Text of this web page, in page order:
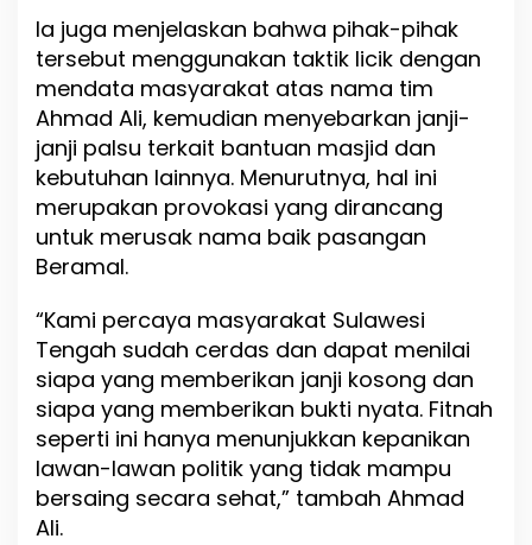
n
u
k
P
e
c
a
h
B
e
h
P
e
n
d
u
u
n
Ia juga menjelaskan bahwa pihak-pihak
tersebut menggunakan taktik licik dengan
mendata masyarakat atas nama tim
Ahmad Ali, kemudian menyebarkan janji-
janji palsu terkait bantuan masjid dan
kebutuhan lainnya. Menurutnya, hal ini
merupakan provokasi yang dirancang
untuk merusak nama baik pasangan
Beramal.
“Kami percaya masyarakat Sulawesi
Tengah sudah cerdas dan dapat menilai
siapa yang memberikan janji kosong dan
siapa yang memberikan bukti nyata. Fitnah
seperti ini hanya menunjukkan kepanikan
lawan-lawan politik yang tidak mampu
bersaing secara sehat,” tambah Ahmad
Ali.